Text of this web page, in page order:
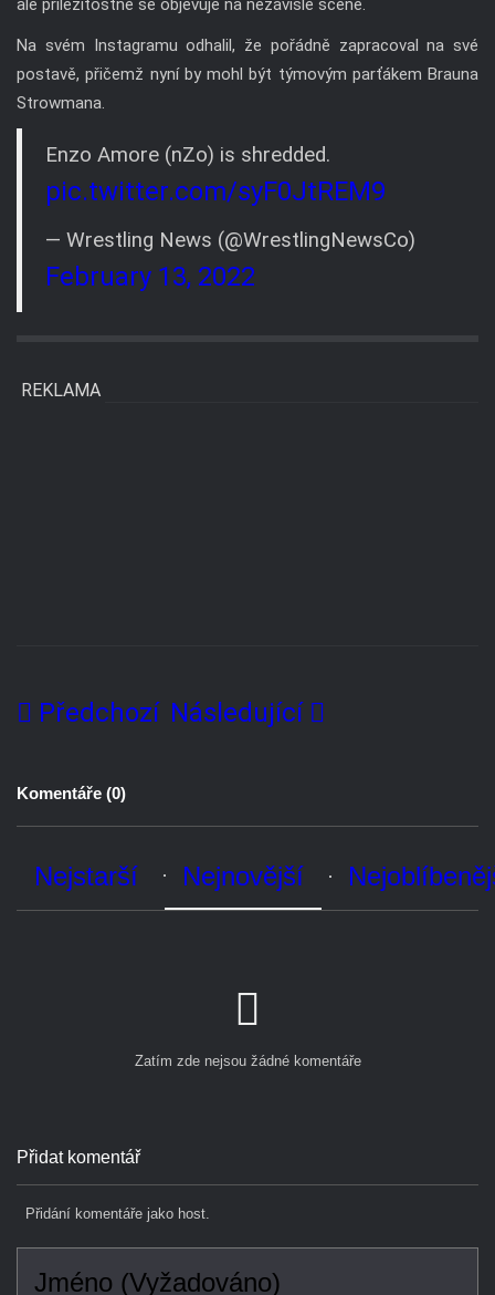
postavě, přičemž nyní by mohl být týmovým parťákem Brauna
Strowmana.
Enzo Amore (nZo) is shredded.
— Wrestling News (@WrestlingNewsCo)
February 13, 2022
Komentáře ( 0)
Nejstarší
Přidat komentář
Jméno (Vyžadováno)
E-mail